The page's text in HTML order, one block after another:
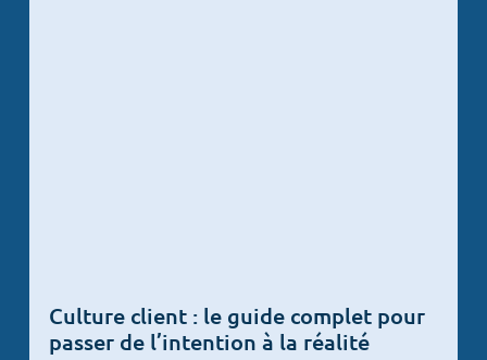
Culture client : le guide complet pour
passer de l’intention à la réalité